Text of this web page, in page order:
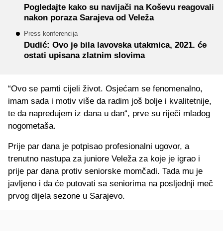
Pogledajte kako su navijači na Koševu reagovali
nakon poraza Sarajeva od Veleža
Press konferencija
Dudić: Ovo je bila lavovska utakmica, 2021. će
ostati upisana zlatnim slovima
“Ovo se pamti cijeli život. Osjećam se fenomenalno,
imam sada i motiv više da radim još bolje i kvalitetnije,
te da napredujem iz dana u dan“, prve su riječi mladog
nogometaša.
Prije par dana je potpisao profesionalni ugovor, a
trenutno nastupa za juniore Veleža za koje je igrao i
prije par dana protiv seniorske momčadi. Tada mu je
javljeno i da će putovati sa seniorima na posljednji meč
prvog dijela sezone u Sarajevo.